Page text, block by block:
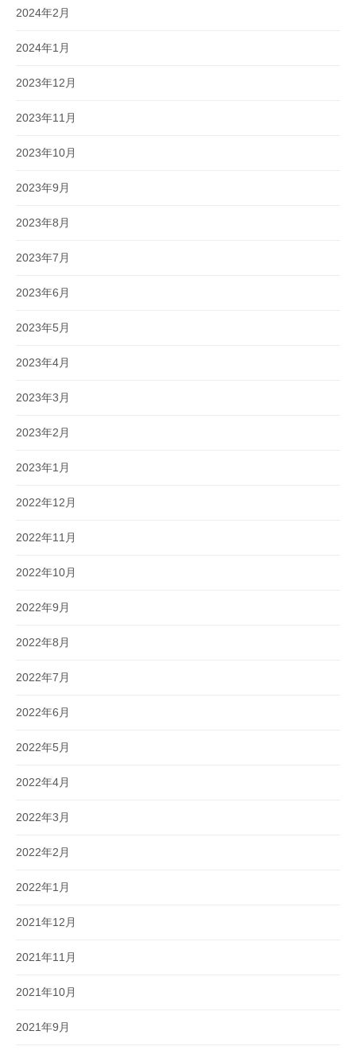
2024年2月
2024年1月
2023年12月
2023年11月
2023年10月
2023年9月
2023年8月
2023年7月
2023年6月
2023年5月
2023年4月
2023年3月
2023年2月
2023年1月
2022年12月
2022年11月
2022年10月
2022年9月
2022年8月
2022年7月
2022年6月
2022年5月
2022年4月
2022年3月
2022年2月
2022年1月
2021年12月
2021年11月
2021年10月
2021年9月